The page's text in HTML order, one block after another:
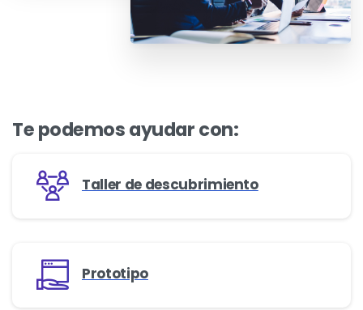
Tepodemosayudarcon:
Taller de descubrimiento
Prototipo